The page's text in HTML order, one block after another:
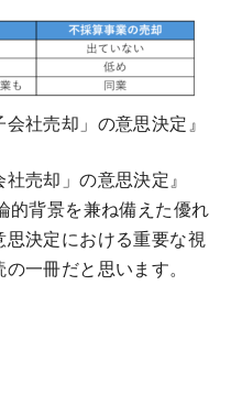
社売却」の意思決定』
売却」の意思決定』
的背景を兼ね備えた優れ
決定における重要な視
一冊だと思います。